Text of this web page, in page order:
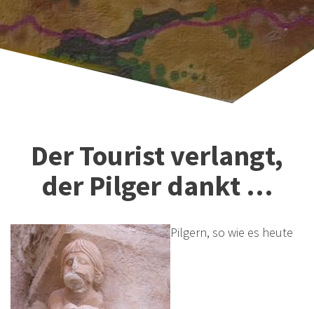
Der Tourist verlangt,
der Pilger dankt …
Pilgern, so wie es heute